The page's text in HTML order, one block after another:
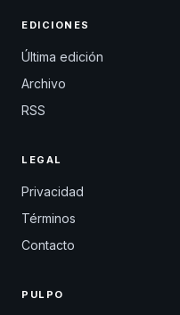
EDICIONES
Última edición
Archivo
RSS
LEGAL
Privacidad
Términos
Contacto
PULPO